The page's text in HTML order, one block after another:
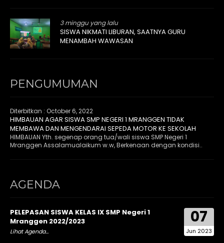
3 minggu yang lalu
SISWA NIKMATI LIBURAN, SAATNYA GURU
MENAMBAH WAWASAN
PENGUMUMAN
Diterbitkan : October 6, 2022
HIMBAUAN AGAR SISWA SMP NEGERI 1 MRANGGEN TIDAK
MEMBAWA DAN MENGENDARAI SEPEDA MOTOR KE SEKOLAH
HIMBAUAN Yth. segenap orang tua/wali siswa SMP Negeri 1
Mranggen Assalamualaikum w.w, Berkenaan dengan kondisi..
AGENDA
07
Jun 2023
PELEPASAN SISWA KELAS IX SMP Negeri 1
Mranggen 2022/2023
Lihat Agenda...